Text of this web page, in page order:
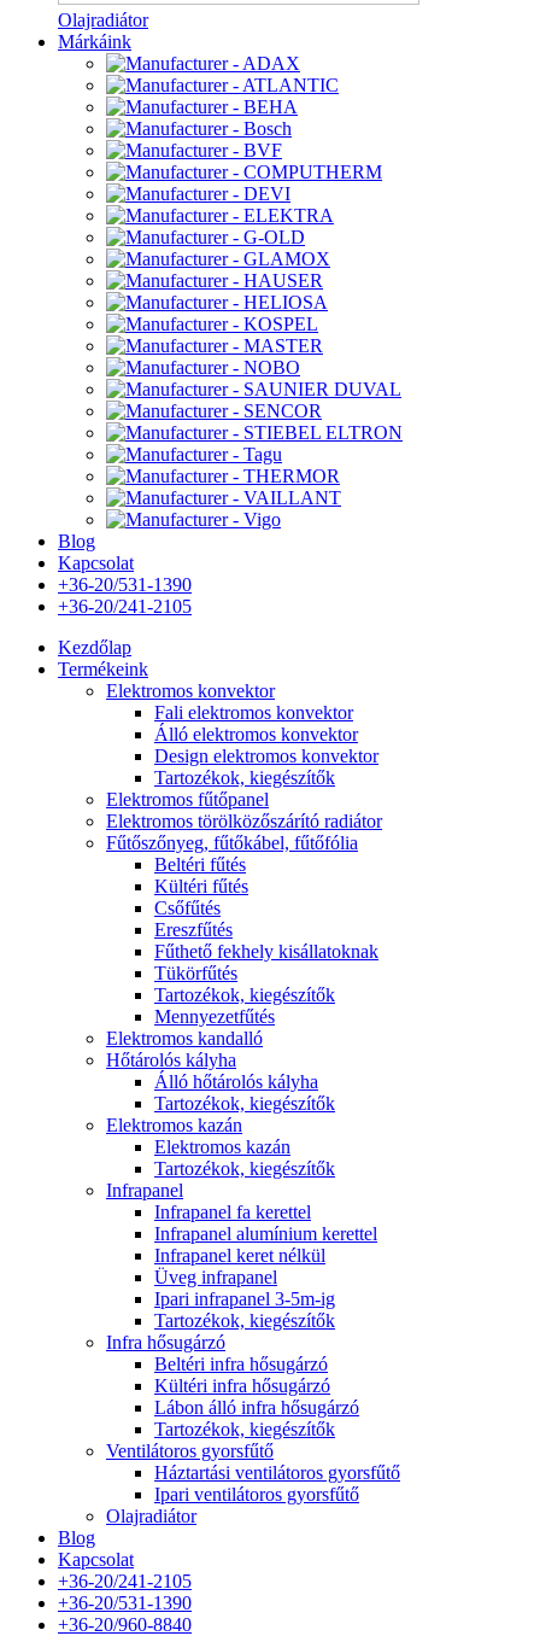
Olajradiátor
Márkáink
Blog
Kapcsolat
+36-20/531-1390
+36-20/241-2105
Kezdőlap
Termékeink
Elektromos konvektor
Fali elektromos konvektor
Álló elektromos konvektor
Design elektromos konvektor
Tartozékok, kiegészítők
Elektromos fűtőpanel
Elektromos törölközőszárító radiátor
Fűtőszőnyeg, fűtőkábel, fűtőfólia
Beltéri fűtés
Kültéri fűtés
Csőfűtés
Ereszfűtés
Fűthető fekhely kisállatoknak
Tükörfűtés
Tartozékok, kiegészítők
Mennyezetfűtés
Elektromos kandalló
Hőtárolós kályha
Álló hőtárolós kályha
Tartozékok, kiegészítők
Elektromos kazán
Elektromos kazán
Tartozékok, kiegészítők
Infrapanel
Infrapanel fa kerettel
Infrapanel alumínium kerettel
Infrapanel keret nélkül
Üveg infrapanel
Ipari infrapanel 3-5m-ig
Tartozékok, kiegészítők
Infra hősugárzó
Beltéri infra hősugárzó
Kültéri infra hősugárzó
Lábon álló infra hősugárzó
Tartozékok, kiegészítők
Ventilátoros gyorsfűtő
Háztartási ventilátoros gyorsfűtő
Ipari ventilátoros gyorsfűtő
Olajradiátor
Blog
Kapcsolat
+36-20/241-2105
+36-20/531-1390
+36-20/960-8840